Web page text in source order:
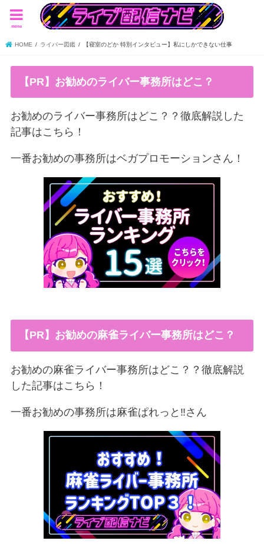
menu
HOME ライバー図鑑 【寝室のどか 特別インタビュー】私にしかできない仕事
【PR】お勧めのライバー事務所はどこ？
お勧めのライバー事務所はどこ？？徹底解説した
記事はこちら！
一番お勧めの事務所はベガプロモーションさん！
【PR】お勧めの麻雀ライバー事務所はどこ？
お勧めの麻雀ライバー事務所はどこ？？徹底解説
した記事はこちら！
一番お勧めの事務所は麻雀ぱれっと‼︎さん